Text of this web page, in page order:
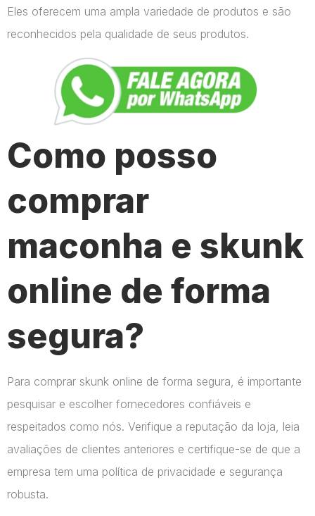
Eles oferecem uma ampla variedade de produtos e são
reconhecidos pela qualidade de seus produtos.
Como posso
comprar
maconha e skunk
online de forma
segura?
Para comprar skunk online de forma segura, é importante
pesquisar e escolher fornecedores confiáveis e
respeitados como nós. Verifique a reputação da loja, leia
avaliações de clientes anteriores e certifique-se de que a
empresa tem uma política de privacidade e segurança
robusta.